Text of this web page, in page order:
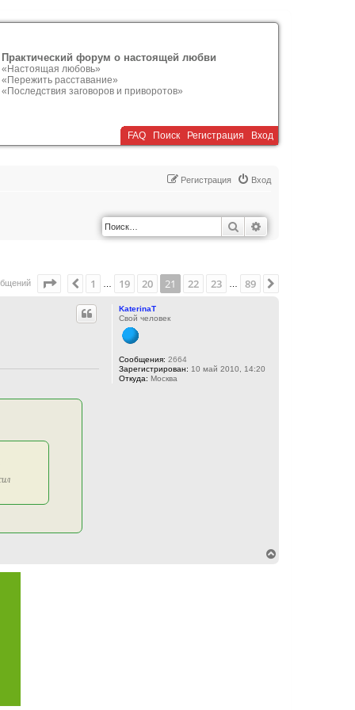
Практический форум о настоящей любви
«Настоящая любовь»
«Пережить расставание»
«Последствия заговоров и приворотов»
FAQ Поиск Регистрация Вход
Вход
Регистрация
Поиск
Страница 21из 89
Пред.
1 19 20 21 22 23 89
KaterinaT
Свой человек
Сообщения: 2664
Зарегистрирован: 10 май 2010, 14:20
Откуда: Москва